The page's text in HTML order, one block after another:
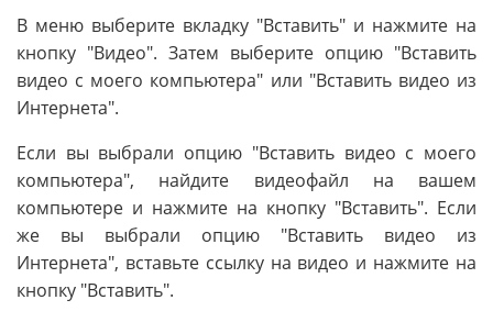
В меню выберите вкладку "Вставить" и нажмите на
кнопку "Видео". Затем выберите опцию "Вставить
видео с моего компьютера" или "Вставить видео из
Интернета".
Если вы выбрали опцию "Вставить видео с моего
компьютера", найдите видеофайл на вашем
компьютере и нажмите на кнопку "Вставить". Если
же вы выбрали опцию "Вставить видео из
Интернета", вставьте ссылку на видео и нажмите на
кнопку "Вставить".